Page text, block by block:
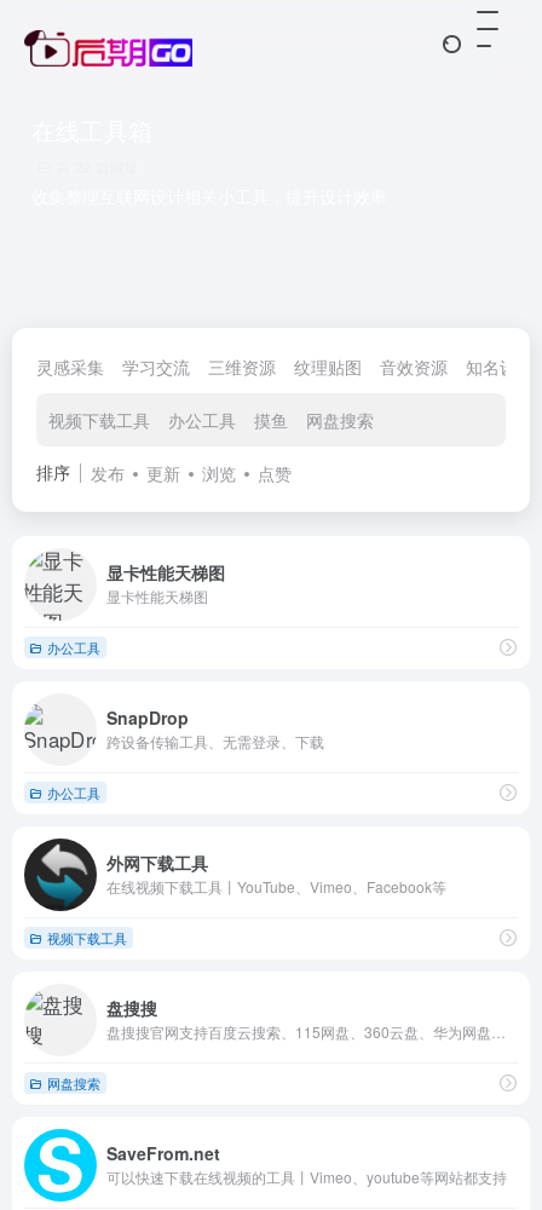
灵感采集 学习交流 三维资源 纹理贴图 音效资源 知名设计
视频下载工具 办公工具 摸鱼 网盘搜索
排序 发布 更新 浏览 点赞
显卡性能天梯图
显卡性能天梯图
办公工具
SnapDrop
跨设备传输工具、无需登录、下载
办公工具
外网下载工具
在线视频下载工具丨YouTube、Vimeo、Facebook等
视频下载工具
盘搜搜
网盘搜索
SaveFrom.net
可以快速下载在线视频的工具丨Vimeo、youtube等网站都支持